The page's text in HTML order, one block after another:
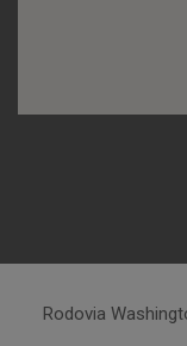
Rodovia